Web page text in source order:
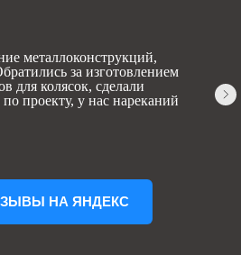
металлоконструкций,
за изготовлением
для колясок, сделали
проекту, у нас нареканий
НА ЯНДЕКС